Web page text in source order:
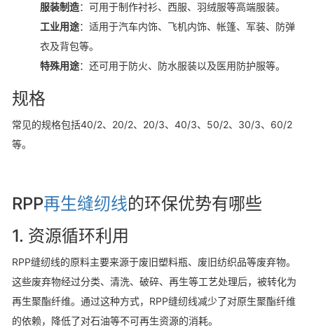
服装制造：可用于制作衬衫、西服、羽绒服等高端服装。
工业用途：适用于汽车内饰、飞机内饰、帐篷、军装、防弹
衣及背包等。
特殊用途：还可用于防火、防水服装以及医用防护服等。
规格
常见的规格包括40/2、20/2、20/3、40/3、50/2、30/3、60/2
等。
RPP再生缝纫线的环保优势有哪些
1. 资源循环利用
RPP缝纫线的原料主要来源于废旧塑料瓶、废旧纺织品等废弃物。
这些废弃物经过分类、清洗、破碎、再生等工艺处理后，被转化为
再生聚酯纤维。通过这种方式，RPP缝纫线减少了对原生聚酯纤维
的依赖，降低了对石油等不可再生资源的消耗。